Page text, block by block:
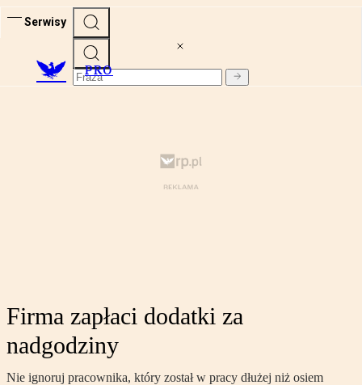
Serwisy
PRO
Firma zapłaci dodatki za
nadgodziny
Nie ignoruj pracownika, który został w pracy dłużej niż osiem